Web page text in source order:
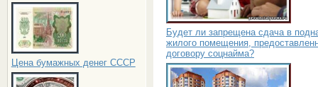
Цена бумажных денег СССР
Будет ли запрещена сдача в
жилого помещения,
договору соцнайма?